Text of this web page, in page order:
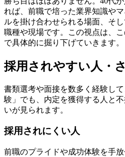
れば、前職で培った業界知識や
ルを掛け合わせられる場面、そ
職種や現場です。この視点は、
で具体的に掘り下げていきます。
採用されやすい人・
書類選考や面接を数多く経験し
験」でも、内定を獲得する人と
いが見られます。
採用されにくい人
前職のプライドや成功体験を手